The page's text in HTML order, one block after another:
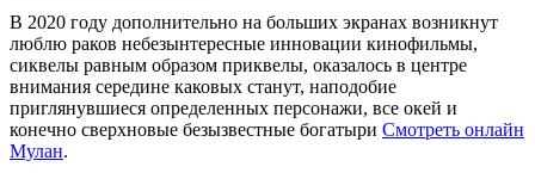
В 2020 году дополнительно на больших экранах возникнут
люблю раков небезынтересные инновации кинофильмы,
сиквелы равным образом приквелы, оказалось в центре
внимания середине каковых станут, наподобие
приглянувшиеся определенных персонажи, все окей и
конечно сверхновые безызвестные богатыри Смотреть онлайн
Мулан.